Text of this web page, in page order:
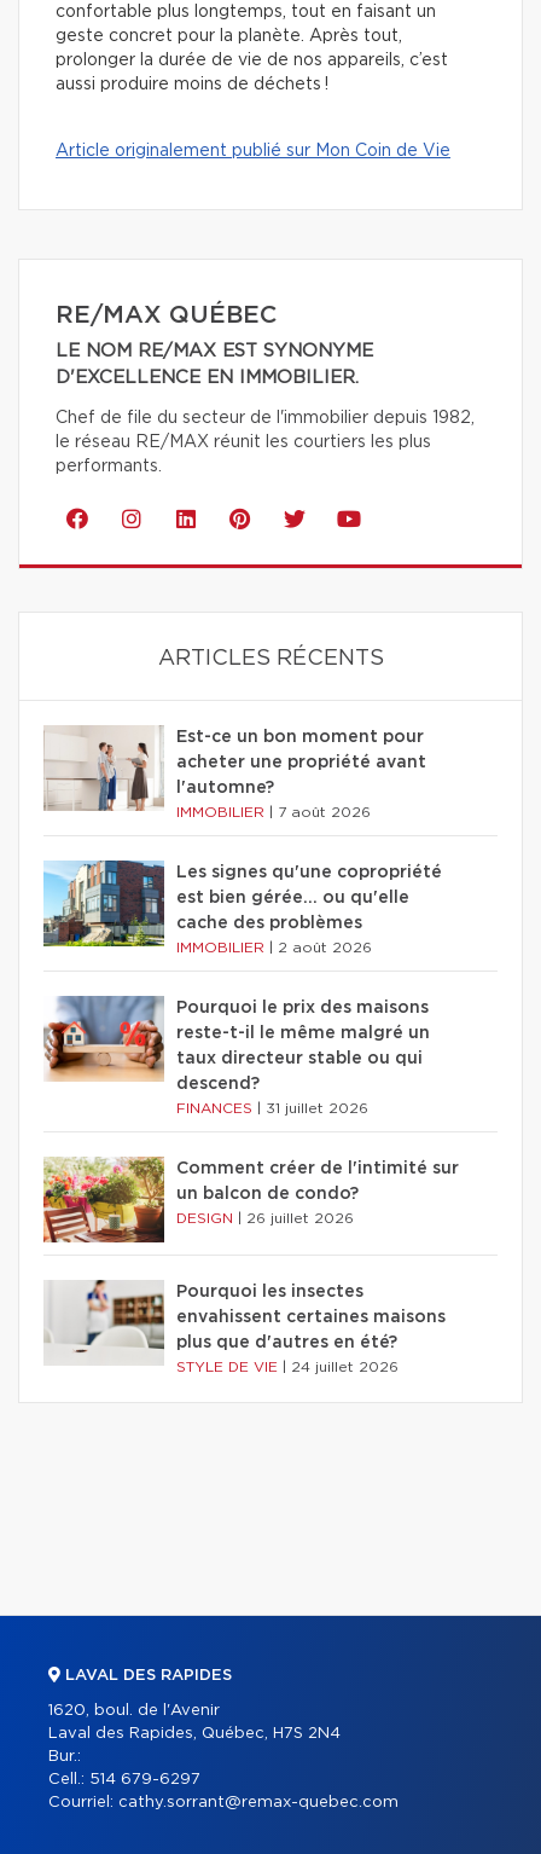
confortable plus longtemps, tout en faisant un
geste concret pour la planète. Après tout,
prolonger la durée de vie de nos appareils, c’est
aussi produire moins de déchets !
Article originalement publié sur Mon Coin de Vie
RE/MAX QUÉBEC
LE NOM RE/MAX EST SYNONYME
D'EXCELLENCE EN IMMOBILIER.
Chef de file du secteur de l'immobilier depuis 1982,
le réseau RE/MAX réunit les courtiers les plus
performants.
ARTICLES RÉCENTS
Est-ce un bon moment pour
acheter une propriété avant
l'automne?
IMMOBILIER 7 août 2026
Les signes qu'une copropriété
est bien gérée… ou qu'elle
cache des problèmes
IMMOBILIER 2 août 2026
Pourquoi le prix des maisons
reste-t-il le même malgré un
taux directeur stable ou qui
descend?
FINANCES 31 juillet 2026
Comment créer de l'intimité sur
un balcon de condo?
DESIGN 26 juillet 2026
Pourquoi les insectes
envahissent certaines maisons
plus que d'autres en été?
STYLE DE VIE 24 juillet 2026
LAVAL DES RAPIDES
1620, boul. de l'Avenir
Laval des Rapides, Québec, H7S 2N4
Bur.:
Cell.: 514 679-6297
Courriel: cathy.sorrant@remax-quebec.com